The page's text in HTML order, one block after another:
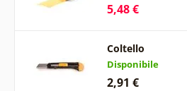
5,48 €
Coltello
Disponibile
2,91 €